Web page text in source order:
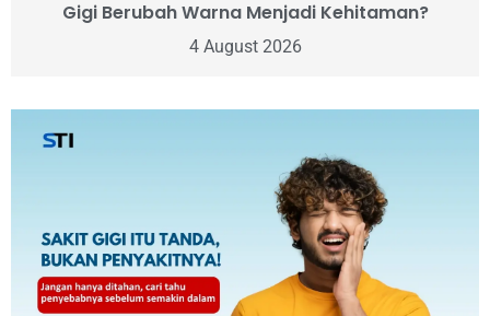
Gigi Berubah Warna Menjadi Kehitaman?
4 August 2026